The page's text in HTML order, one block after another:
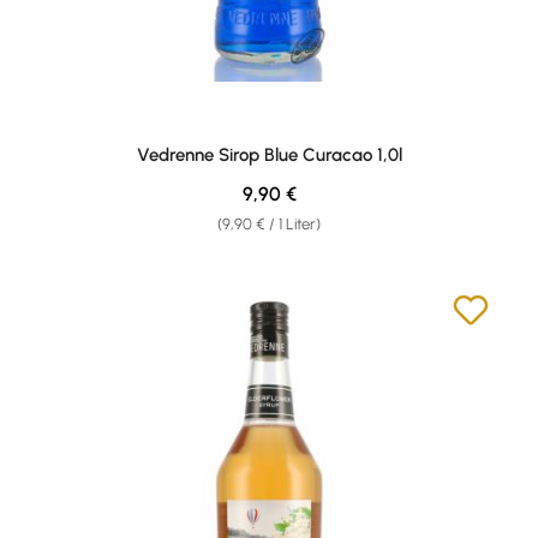
Vedrenne Sirop Blue Curacao 1,0l
(9,90 € / 1 Liter)
Regulärer Preis:
9,90 €